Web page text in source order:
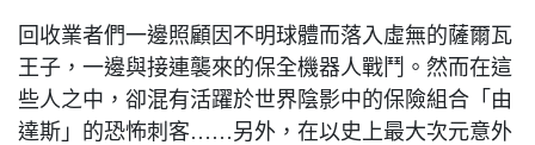
回收業者們一邊照顧因不明球體而落入虛無的薩爾瓦
王子，一邊與接連襲來的保全機器人戰鬥。然而在這
些人之中，卻混有活躍於世界陰影中的保險組合「由
達斯」的恐怖刺客……另外，在以史上最大次元意外